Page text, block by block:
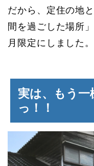
だから、定住の地
間を過ごした場所
月限定にしました。
実は、もう
っ！！